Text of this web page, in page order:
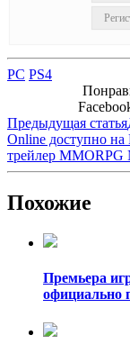
PC PS4
Предыдущая статья
Online доступно на
трейлер MMORPG
Похожие
Премьера
официально